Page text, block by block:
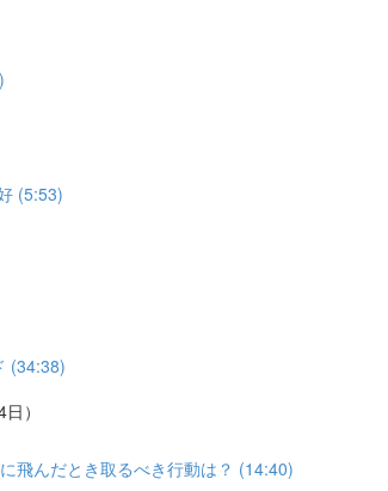
(5:53)
(34:38)
）
飛んだとき取るべき行動は？ (14:40)